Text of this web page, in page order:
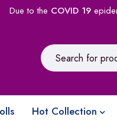
Due to the COVID 19
Hot Collection